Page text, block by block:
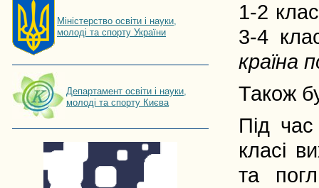
Мiнiстерство освiти і науки,
молоді та спорту України
Департамент освіти і науки,
молоді та спорту Києва
1-2
3-4
країна
Також
Під
класі
та